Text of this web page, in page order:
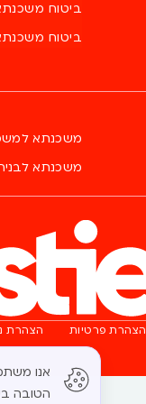
הטובה
ביטוח
ביטוח משכנתא
משכנתא
משכנתא
הצהרת פרטיות​ הצהרת